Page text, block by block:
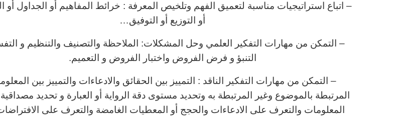
– اتباع استراتيجيات مناسبة لتعميق الفهم وتلخيص المعرفة : خرائط المفاهيم أو الجداول أو
أو التوزيع أو التوفيق…
– التمكن من مهارات التفكير العلمي وحل المشكلات: الملاحظة والتصنيف والتنظيم و
التنبؤ و فرض الفروض واختبار الفروض و التعميم.
– التمكن من مهارات التفكير الناقد : التمييز بين الحقائق والادعاءات والتمييز بين
المرتبطة بالموضوع وغير المرتبطة به وتحديد مستوى دقة الرواية أو العبارة و تحديد
المعلومات والتعرف على الادعاءات والحجج أو المعطيات الغامضة والتعرف على